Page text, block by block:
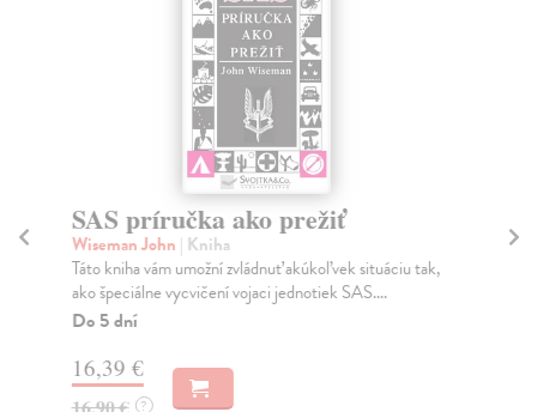
SAS príručka ako prežiť
Wiseman John | Kniha
Táto kniha vám umožní zvládnuť akúkoľvek situáciu tak,
ako špeciálne vycvičení vojaci jednotiek SAS....
Do 5 dní
16,39 €
16,90 € ?